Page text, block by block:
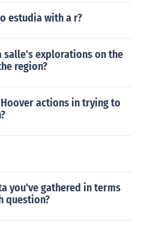
estudia with a r?
salle's explorations on the
region?
actions in trying to
you've gathered in terms
question?